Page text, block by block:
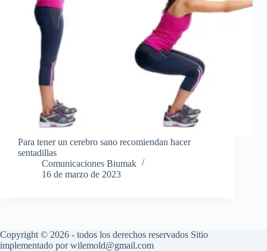
Para tener un cerebro sano recomiendan hacer
sentadillas
Comunicaciones Biumak
16 de marzo de 2023
Copyright © 2026 - todos los derechos reservados Sitio
implementado por wilemold@gmail.com